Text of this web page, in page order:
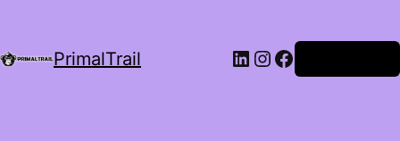
PrimalTrail LinkedIn
Instagram
Facebook